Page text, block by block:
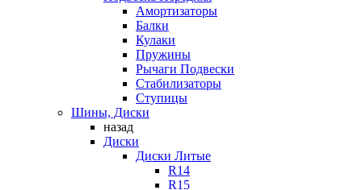
Амортизаторы
Балки
Кулаки
Пружины
Рычаги Подвески
Стабилизаторы
Ступицы
Шины, Диски
назад
Диски
Диски Литые
R14
R15